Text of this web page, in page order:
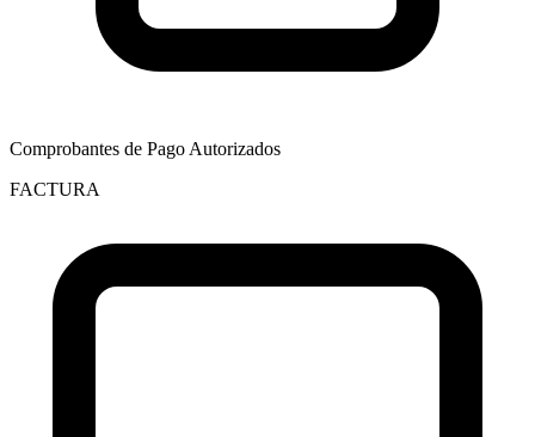
Comprobantes de Pago Autorizados
FACTURA